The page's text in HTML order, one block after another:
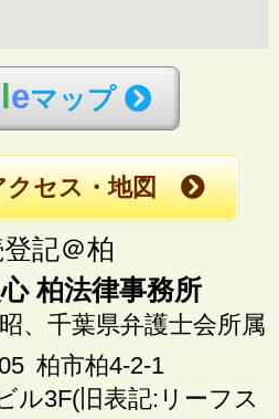
leマップ
セス・地図
記＠柏
柏法律事務所
、 千葉県弁護士会所属
柏市柏4-2-1
ル3F(旧表記:リーフス